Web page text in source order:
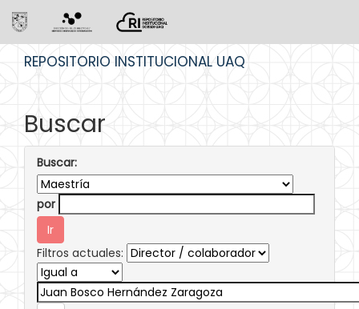
REPOSITORIO INSTITUCIONAL UAQ
Buscar
Buscar:
por
Filtros actuales: